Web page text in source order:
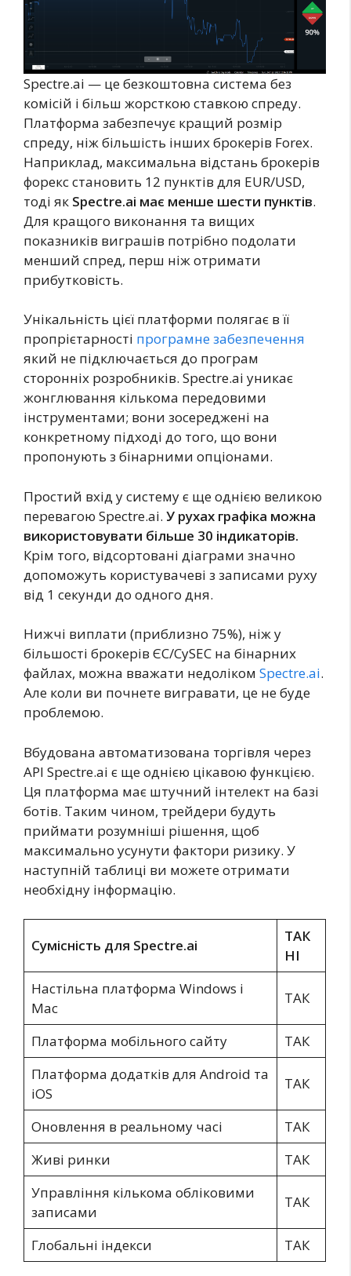
Spectre.ai — це безкоштовна система без
комісій і більш жорсткою ставкою спреду.
Платформа забезпечує кращий розмір
спреду, ніж більшість інших брокерів Forex.
Наприклад, максимальна відстань брокерів
форекс становить 12 пунктів для EUR/USD,
тоді як Spectre.ai має менше шести пунктів.
Для кращого виконання та вищих
показників виграшів потрібно подолати
менший спред, перш ніж отримати
прибутковість.
Унікальність цієї платформи полягає в її
пропрієтарності програмне забезпечення
який не підключається до програм
сторонніх розробників. Spectre.ai уникає
жонглювання кількома передовими
інструментами; вони зосереджені на
конкретному підході до того, що вони
пропонують з бінарними опціонами.
Простий вхід у систему є ще однією великою
перевагою Spectre.ai. У рухах графіка можна
використовувати більше 30 індикаторів.
Крім того, відсортовані діаграми значно
допоможуть користувачеві з записами руху
від 1 секунди до одного дня.
Нижчі виплати (приблизно 75%), ніж у
більшості брокерів ЄС/CySEC на бінарних
файлах, можна вважати недоліком Spectre.ai.
Але коли ви почнете вигравати, це не буде
проблемою.
Вбудована автоматизована торгівля через
API Spectre.ai є ще однією цікавою функцією.
Ця платформа має штучний інтелект на базі
ботів. Таким чином, трейдери будуть
приймати розумніші рішення, щоб
максимально усунути фактори ризику. У
наступній таблиці ви можете отримати
необхідну інформацію.
Сумісність для Spectre.ai
ТАК
НІ
Настільна платформа Windows і
Mac
ТАК
Платформа мобільного сайту
ТАК
Платформа додатків для Android та
iOS
ТАК
Оновлення в реальному часі
ТАК
Живі ринки
ТАК
Управління кількома обліковими
записами
ТАК
Глобальні індекси ТАК